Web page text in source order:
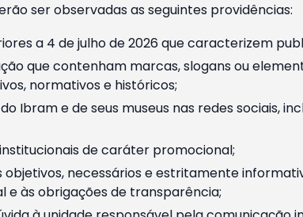
ser observadas as seguintes providências:
a 4 de julho de 2026 que caracterizem
que contenham marcas, slogans ou
normativos e históricos;
Ibram e de seus museus nas redes sociais,
de caráter promocional;
necessários e estritamente
e às obrigações de transparência;